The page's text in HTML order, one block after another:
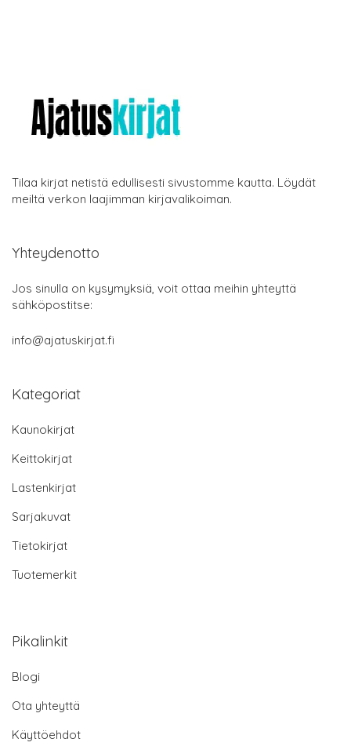
Tilaa kirjat netistä edullisesti sivustomme kautta. Löydät
meiltä verkon laajimman kirjavalikoiman.
Yhteydenotto
Jos sinulla on kysymyksiä, voit ottaa meihin yhteyttä
sähköpostitse:
info@ajatuskirjat.fi
Kategoriat
Kaunokirjat
Keittokirjat
Lastenkirjat
Sarjakuvat
Tietokirjat
Tuotemerkit
Pikalinkit
Blogi
Ota yhteyttä
Käyttöehdot